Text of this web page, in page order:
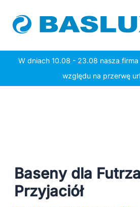
treści
W dniach 10.08 - 23.08 nasza
względu na przerwę
Baseny dla
Przyjaciół
navigation